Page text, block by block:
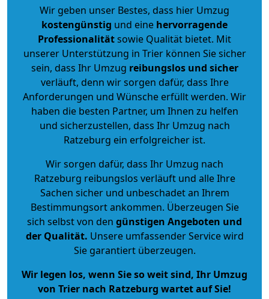
Wir geben unser Bestes, dass hier Umzug
kostengünstig und eine hervorragende
Professionalitätsowie Qualität bietet. Mit
unserer Unterstützung in Trier können Sie sicher
sein, dass Ihr Umzug reibungslos und sicher
verläuft, denn wir sorgen dafür, dass Ihre
Anforderungen und Wünsche erfüllt werden. Wir
haben die besten Partner, um Ihnen zu helfen
und sicherzustellen, dass Ihr Umzug nach
Ratzeburg ein erfolgreicher ist.
Wir sorgen dafür, dass Ihr Umzug nach
Ratzeburg reibungslos verläuft und alle Ihre
Sachen sicher und unbeschadet an Ihrem
Bestimmungsort ankommen. Überzeugen Sie
sich selbst von den günstigen Angeboten und
der Qualität. Unsere umfassender Service wird
Sie garantiert überzeugen.
Wir legen los, wenn Sie so weit sind, Ihr Umzug
von Trier nach Ratzeburg wartet auf Sie!